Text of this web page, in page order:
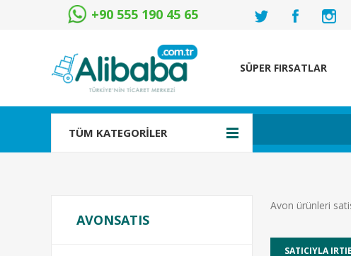
+90 555 190 45 65
SÜPER FIRSATLAR
TÜM KATEGORİLER
Avon ürünleri
AVONSATIS